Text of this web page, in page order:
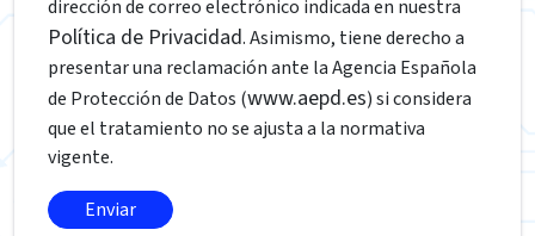
dirección de correo electrónico indicada en nuestra
Política de Privacidad. Asimismo, tiene derecho a
presentar una reclamación ante la Agencia Española
de Protección de Datos (www.aepd.es) si considera
que el tratamiento no se ajusta a la normativa
vigente.